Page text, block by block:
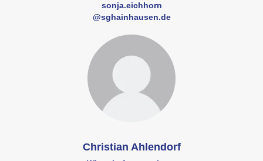
sonja.eichhorn
@sghainhausen.de
Christian Ahlendorf